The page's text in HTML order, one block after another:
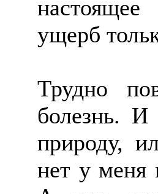
ущерб
Трудно
болезнь.
природу,
нет у меня